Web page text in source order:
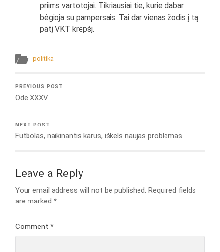
priims vartotojai. Tikriausiai tie, kurie dabar
bėgioja su pampersais. Tai dar vienas žodis į tą
patį VKT krepšį.
politika
PREVIOUS POST
Ode XXXV
NEXT POST
Futbolas, naikinantis karus, iškels naujas problemas
Leave a Reply
Your email address will not be published. Required fields
are marked*
Comment*